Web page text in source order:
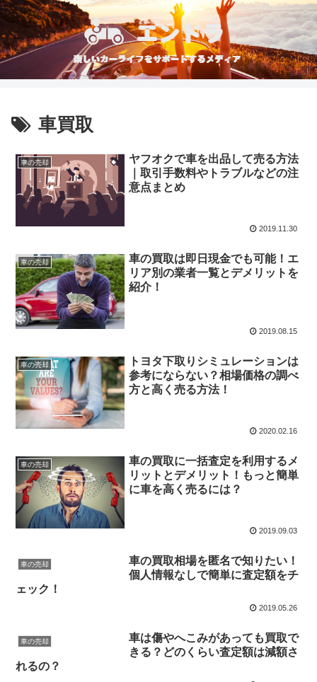
車買取
車の売却
ヤフオクで車を出品して売る方法
｜取引手数料やトラブルなどの注
意点まとめ
2019.11.30
車の売却
車の買取は即日現金でも可能！エ
リア別の業者一覧とデメリットを
紹介！
2019.08.15
車の売却
トヨタ下取りシミュレーションは
参考にならない？相場価格の調べ
方と高く売る方法！
2020.02.16
車の売却
車の買取に一括査定を利用するメ
リットとデメリット！もっと簡単
に車を高く売るには？
2019.09.03
車の売却
車の買取相場を匿名で知りたい！
個人情報なしで簡単に査定額をチ
ェック！
2019.05.26
車の売却
車は傷やへこみがあっても買取で
きる？どのくらい査定額は減額さ
れるの？